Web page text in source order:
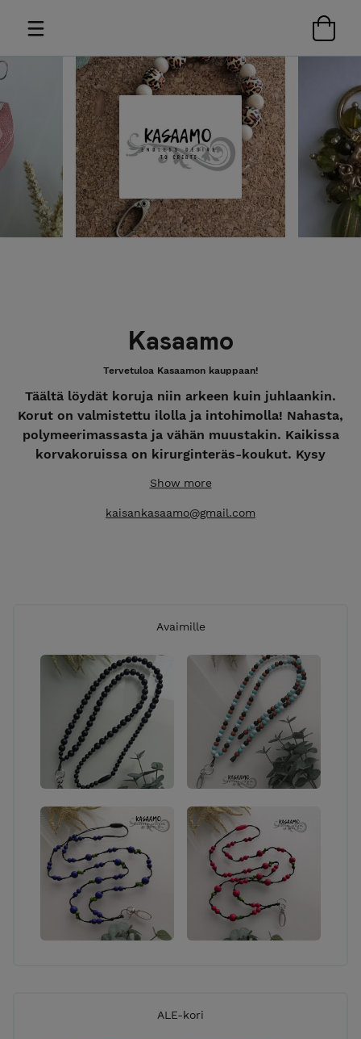
Kasaamo
Tervetuloa Kasaamon kauppaan!
Täältä löydät koruja niin arkeen kuin juhlaankin.
Korut on valmistettu ilolla ja intohimolla! Nahasta,
polymeerimassasta ja vähän muustakin. Kaikissa
korvakoruissa on kirurginteräs-koukut. Kysy
luomiseen - käsityötä Kangasalta.
Show more
kaisankasaamo@gmail.com
Avaimille
ALE-kori